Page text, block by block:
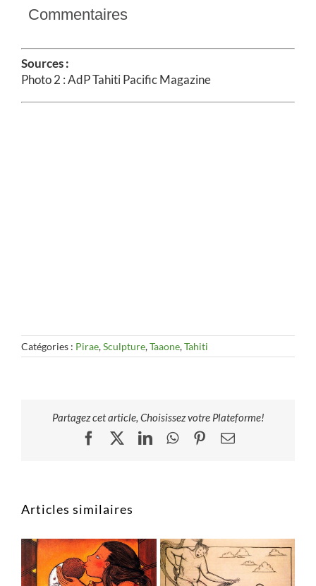
Commentaires
Sources :
Photo 2 : AdP Tahiti Pacific Magazine
Catégories : Pirae,Sculpture,Taaone,Tahiti
Partagez cet article, Choisissez votre Plateforme!
FacebookLinkedInWhatsApp
Pinterest
Email
Articles similaires